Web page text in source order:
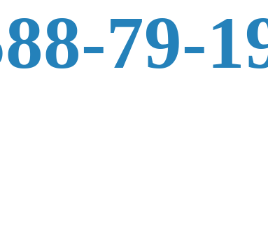
79-